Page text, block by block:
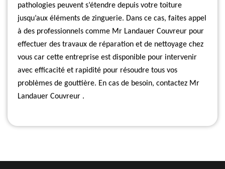
pathologies peuvent s’étendre depuis votre toiture
jusqu’aux éléments de zinguerie. Dans ce cas, faites appel
à des professionnels comme Mr Landauer Couvreur pour
effectuer des travaux de réparation et de nettoyage chez
vous car cette entreprise est disponible pour intervenir
avec efficacité et rapidité pour résoudre tous vos
problèmes de gouttière. En cas de besoin, contactez Mr
Landauer Couvreur .